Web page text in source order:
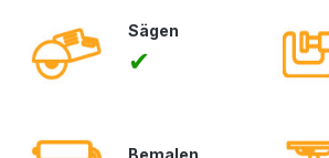
Sägen
✔
Bemalen